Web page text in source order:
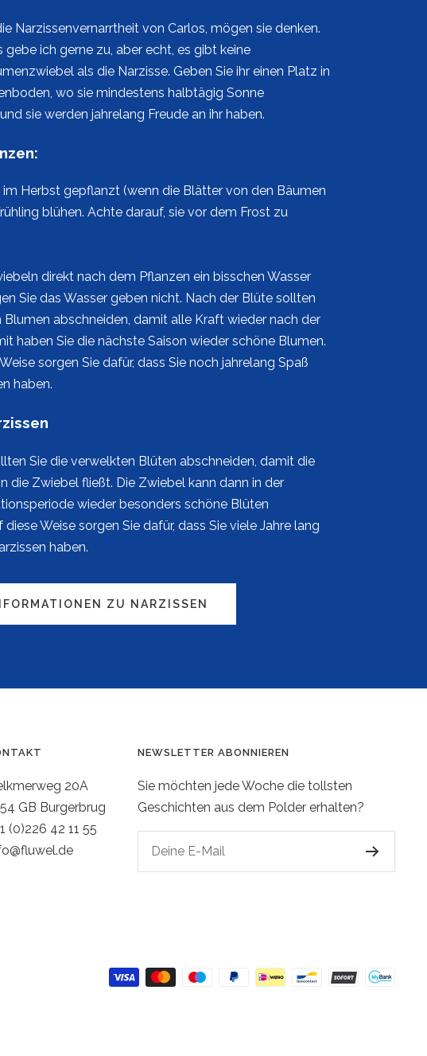
Narzissenvernarrtheit von Carlos, mögen sie denken.
gebe ich gerne zu, aber echt, es gibt keine
als die Narzisse. Geben Sie ihr einen Platz in
wo sie mindestens halbtägig Sonne
sie werden jahrelang Freude an ihr haben.
im Herbst gepflanzt (wenn die Blätter von den Bäumen
blühen. Achte darauf, sie vor dem Frost zu
direkt nach dem Pflanzen ein bisschen Wasser
Sie das Wasser geben nicht. Nach der Blüte sollten
Blumen abschneiden, damit alle Kraft wieder nach der
haben Sie die nächste Saison wieder schöne Blumen.
sorgen Sie dafür, dass Sie noch jahrelang Spaß
haben.
Sie die verwelkten Blüten abschneiden, damit die
die Zwiebel fließt. Die Zwiebel kann dann in der
wieder besonders schöne Blüten
Weise sorgen Sie dafür, dass Sie viele Jahre lang
haben.
ZU NARZISSEN
20A
GB Burgerbrug
(0)226 42 11 55
NEWSLETTER ABONNIEREN
Sie möchten jede Woche die tollsten
Geschichten aus dem Polder erhalten?
Deine E-Mail